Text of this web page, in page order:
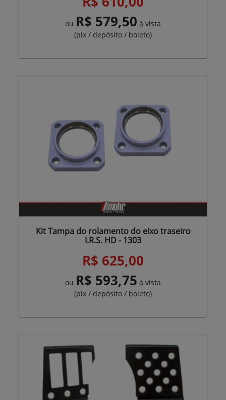
ou R$ 579,50 à vista
(pix / depósito / boleto)
Kit Tampa do rolamento do eixo traseiro
I.R.S. HD - 1303
R$ 625,00
ou R$ 593,75 à vista
(pix / depósito / boleto)